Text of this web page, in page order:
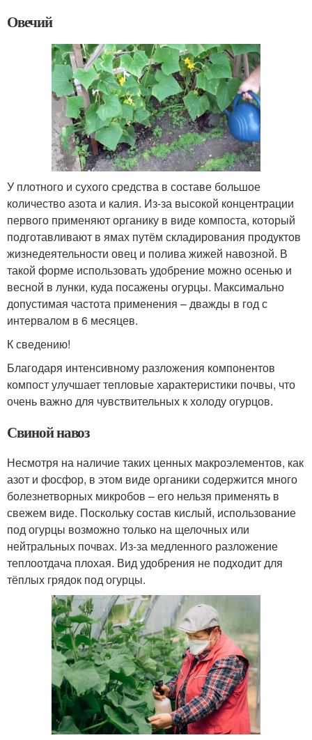
Овечий
У плотного и сухого средства в составе большое
количество азота и калия. Из-за высокой концентрации
первого применяют органику в виде компоста, который
подготавливают в ямах путём складирования продуктов
жизнедеятельности овец и полива жижей навозной. В
такой форме использовать удобрение можно осенью и
весной в лунки, куда посажены огурцы. Максимально
допустимая частота применения – дважды в год с
интервалом в 6 месяцев.
К сведению!
Благодаря интенсивному разложения компонентов
компост улучшает тепловые характеристики почвы, что
очень важно для чувствительных к холоду огурцов.
Свиной навоз
Несмотря на наличие таких ценных макроэлементов, как
азот и фосфор, в этом виде органики содержится много
болезнетворных микробов – его нельзя применять в
свежем виде. Поскольку состав кислый, использование
под огурцы возможно только на щелочных или
нейтральных почвах. Из-за медленного разложение
теплоотдача плохая. Вид удобрения не подходит для
тёплых грядок под огурцы.